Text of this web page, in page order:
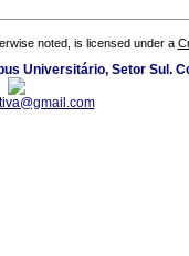
noted, is licensed under a
Universitário, Setor Sul.